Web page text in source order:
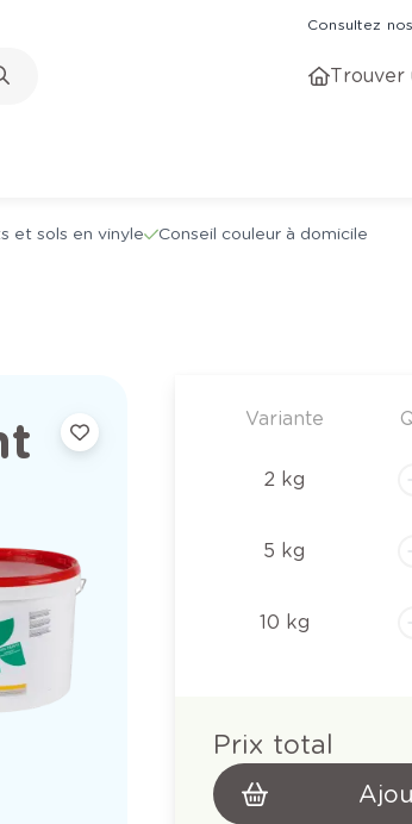
Consultez
Trouver
et sols en vinyle Conseil couleur à domicile
Variante
2 kg
5 kg
10 kg
Prix total